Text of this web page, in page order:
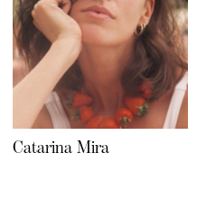
Catarina Mira